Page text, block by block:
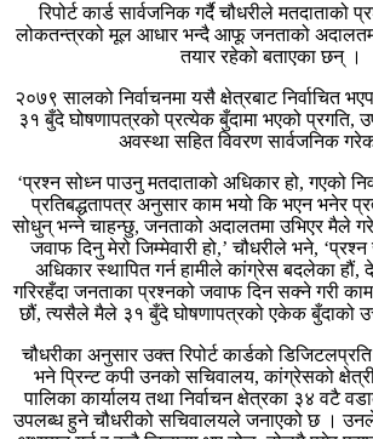
रिपोर्ट कार्ड सार्वजनिक गर्दै चौधरीले मतदाताको
लोकतन्त्रको मूल आधार भन्दै आफू जनताको
तयार रहेको बताएका छन् ।
२०७९ सालको निर्वाचनमा यसै क्षेत्रबाट निर्वाचित
३१ बुँदे घोषणापत्रको प्रत्येक बुँदामा भएको प्रगति,
अवस्था सहित विवरण सार्वजनिक
‘प्रश्न सोध्न पाउनु मतदाताको अधिकार हो, गएको
प्रतिबद्धतापत्र अनुसार काम भयो कि भएन भनेर
सोधुन् भन्ने चाहन्छु, जनताको अदालतमा उभिएर मैले
जवाफ दिनु मेरो जिम्मेवारी हो,’ चौधरीले भने,
अधिकार स्थापित गर्न हामीले कांग्रेस बदलेका हौं,
गरिरहँदा जनताका प्रश्नको जवाफ दिन सक्ने गरी काम
छौं, त्यसैले मैले ३१ बुँदे घोषणापत्रको एकेक बुँदाको
चौधरीका अनुसार उक्त रिपोर्ट कार्डको
भने प्रिन्ट कपी उनको सचिवालय, कांग्रेसको
पालिका कार्यालय तथा निर्वाचन क्षेत्रका ३४ वटै
उपलब्ध हुने चौधरीको सचिवालयले जनाएको छ । उनले